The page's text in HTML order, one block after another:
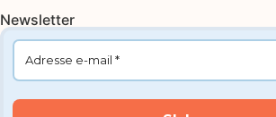
Newsletter